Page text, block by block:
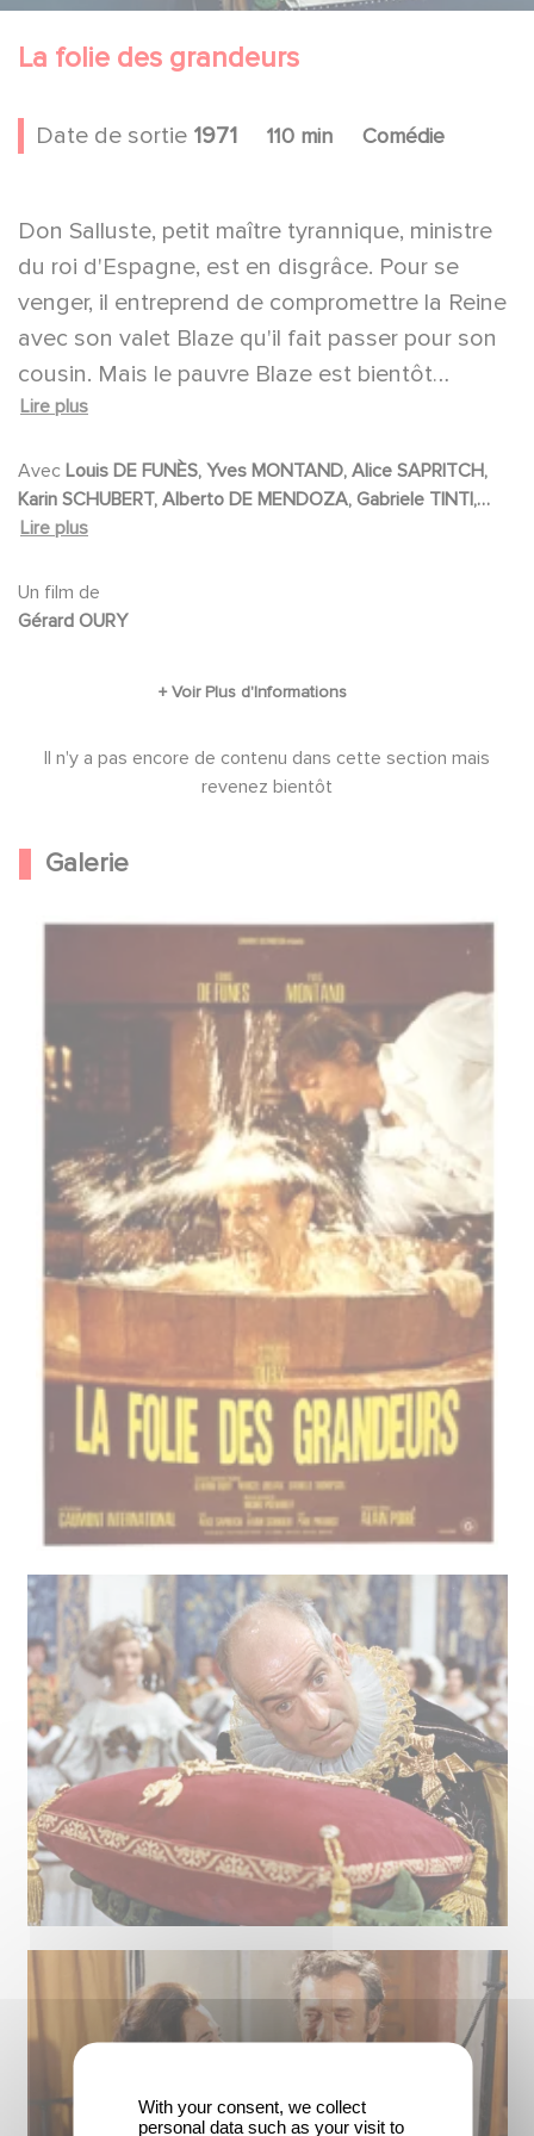
La folie des grandeurs
Date de sortie 1971 110 min Comédie
Don Salluste, petit maître tyrannique, ministre
du roi d'Espagne, est en disgrâce. Pour se
venger, il entreprend de compromettre la Reine
avec son valet Blaze qu'il fait passer pour son
cousin. Mais le pauvre Blaze est bientôt
encombré d'une gouvernante peu attirante,
comédie endiablée, menée tambour battant par
le trio De Funès, Montand et Sapritch.
Lire plus
Avec
Karin SCHUBERT, Alberto DE MENDOZA, Gabriele TINTI,
Jaime DE MORA, Venantino VENANTINI, Antonio PICA, Angel
PRÉBOIST, Salvatore BORGHÈSE, Eduardo FAJARDO, Astrid
Lire plus
Un film de
Gérard OURY
Il n'y a pas encore de contenu dans cette section mais
revenez bientôt
Galerie
With your consent, we collect
personal data such as your visit to